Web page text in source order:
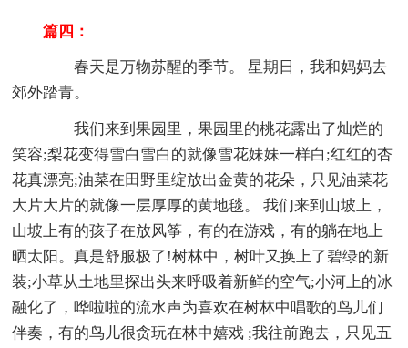
篇四：
春天是万物苏醒的季节。 星期日，我和妈妈去
郊外踏青。
我们来到果园里，果园里的桃花露出了灿烂的
笑容;梨花变得雪白雪白的就像雪花妹妹一样白;红红的杏
花真漂亮;油菜在田野里绽放出金黄的花朵，只见油菜花
大片大片的就像一层厚厚的黄地毯。 我们来到山坡上，
山坡上有的孩子在放风筝，有的在游戏，有的躺在地上
晒太阳。真是舒服极了!树林中，树叶又换上了碧绿的新
装;小草从土地里探出头来呼吸着新鲜的空气;小河上的冰
融化了，哗啦啦的流水声为喜欢在树林中唱歌的鸟儿们
伴奏，有的鸟儿很贪玩在林中嬉戏 ;我往前跑去，只见五